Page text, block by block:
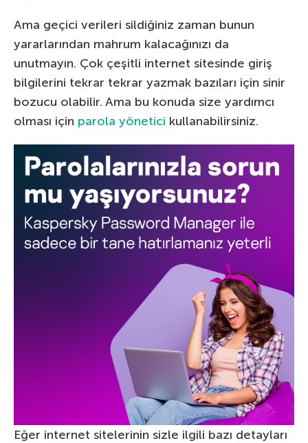
Ama geçici verileri sildiğiniz zaman bunun
yararlarından mahrum kalacağınızı da
unutmayın. Çok çeşitli internet sitesinde giriş
bilgilerini tekrar tekrar yazmak bazıları için sinir
bozucu olabilir. Ama bu konuda size yardımcı
olması için parola yönetici kullanabilirsiniz.
Eğer internet sitelerinin sizle ilgili bazı detayları